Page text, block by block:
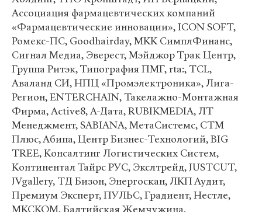
Ассоциация фармацевтических компаний
«Фармацевтические инновации», ICON SOFT,
Ромекс-ПС, Goodhairday, МКК СимплФинанс,
Сигнал Медиа, Эверест, Мэйджор Трак Центр,
Группа Ритэк, Типография ПМГ, rta:, TCL,
Аваланд СИ, НПЦ «Промэлектроника», Лига-
Регион, ENTERCHAIN, Такелажно-Монтажная
Фирма, Active8, А-Дата, RUBIKMEDIA, ЛТ
Менеджмент, SABIANA, МетаСистемс, СТМ
Плюс, Абипа, Центр Бизнес-Технологий, BIG
TREE, Консалтинг Логистических Систем,
Континентал Тайрс РУС, Экслтрейд, JUSTCUT,
JVgallery, ТД Бизон, Энергоскан, ЛКП Аудит,
Премиум Эксперт, ПУЛЬС, Градиент, Нестле,